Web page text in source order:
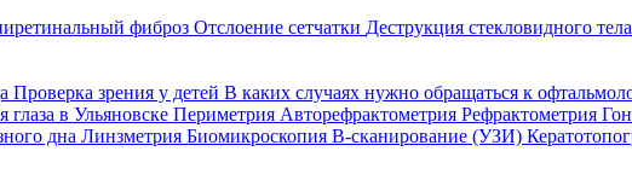
фиброз Отслоение сетчатки Деструкция стекловидного тела
Проверка зрения у детей В каких случаях нужно обращаться к
глаза в Ульяновске Периметрия Авторефрактометрия Рефрактометрия
дна Линзметрия Биомикроскопия В-сканирование (УЗИ)